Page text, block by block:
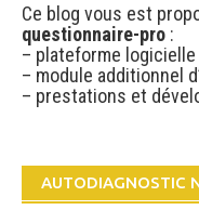
Ce blog vous est
questionnaire-pro :
– plateforme logicielle
– module additionnel
– prestations et
AUTODIAGNOSTIC